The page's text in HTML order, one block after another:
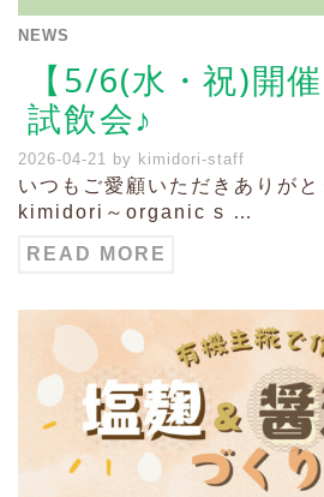
NEWS
【5/6(水・祝)開
試飲会♪
2026-04-21 by kimidori-staff
いつもご愛顧いただきありがと
kimidori～organic s …
READ MORE